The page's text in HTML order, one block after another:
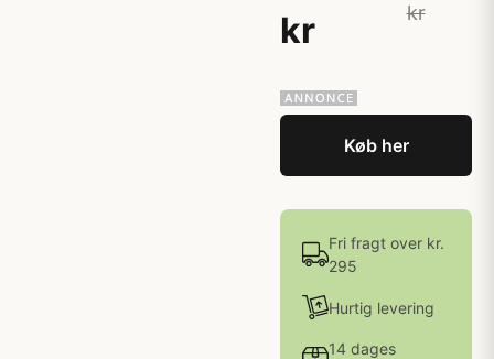
kr
kr
Køb her
Fri fragt over kr.
295
Hurtig levering
14 dages